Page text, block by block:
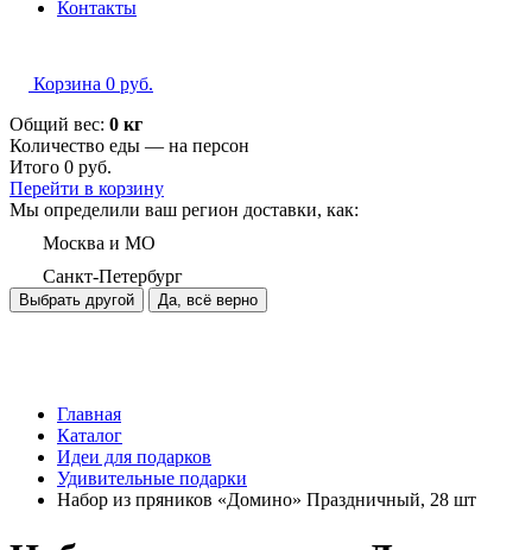
Контакты
Корзина 0 руб.
Общий вес: 0 кг
Количество еды — на персон
Итого 0 руб.
Перейти в корзину
Мы определили ваш регион доставки, как:
Москва и МО
Санкт-Петербург
Выбрать другой Да, всё верно
Главная
Каталог
Идеи для подарков
Удивительные подарки
Набор из пряников «Домино» Праздничный, 28 шт